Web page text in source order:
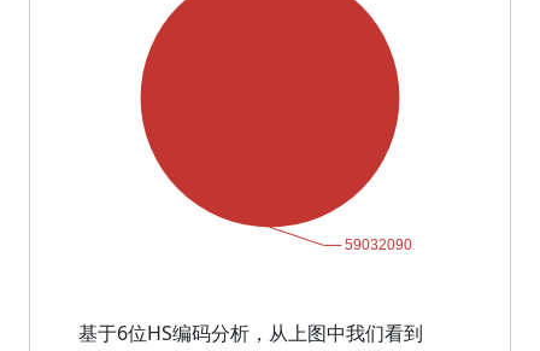
基于6位HS编码分析，从上图中我们看到